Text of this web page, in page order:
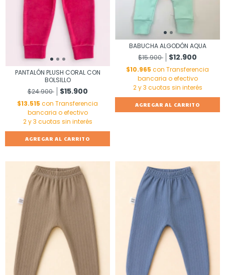
PANTALÓN PLUSH CORAL CON
BOLSILLO
$24.900
$15.900
$13.515 con Transferencia
bancaria o efectivo
AGREGAR AL CARRITO
BABUCHA ALGODÓN AQUA
$15.900
$12.900
$10.965 con Transferencia
bancaria o efectivo
AGREGAR AL CARRITO